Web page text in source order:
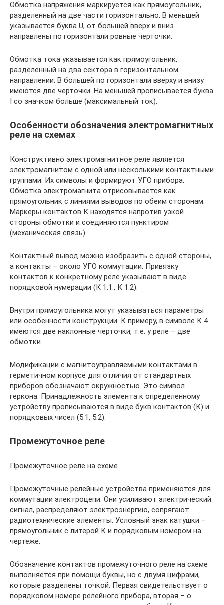
Обмотка напряжения маркируется как прямоугольник,
разделенный на две части горизонтально. В меньшей
указывается буква U, от большей вверх и вниз
направлены по горизонтали ровные черточки.
Обмотка тока указывается как прямоугольник,
разделенный на два сектора в горизонтальном
направлении. В большей по горизонтали вверху и внизу
имеются две черточки. На меньшей прописывается буква
I со значком больше (максимальный ток).
Особенности обозначения электромагнитных
реле на схемах
Конструктивно электромагнитное реле является
электромагнитом с одной или несколькими контактными
группами. Их символы и формируют УГО прибора.
Обмотка электромагнита отрисовывается как
прямоугольник с линиями выводов по обеим сторонам.
Маркеры контактов К находятся напротив узкой
стороны обмотки и соединяются пунктиром
(механическая связь).
Контактный вывод можно изобразить с одной стороны,
а контакты – около УГО коммутации. Привязку
контактов к конкретному реле указывают в виде
порядковой нумерации (К 1.1., К 1.2).
Внутри прямоугольника могут указываться параметры
или особенности конструкции. К примеру, в символе К 4
имеются две наклонные черточки, т.е. у реле – две
обмотки.
Модификации с магнитоуправляемыми контактами в
герметичном корпусе для отличия от стандартных
приборов обозначают окружностью. Это символ
геркона. Принадлежность элемента к определенному
устройству прописываются в виде букв контактов (К) и
порядковых чисел (5.1, 5.2).
Промежуточное реле
Промежуточное реле на схеме
Промежуточные релейные устройства применяются для
коммутации электроцепи. Они усиливают электрический
сигнал, распределяют электроэнергию, сопрягают
радиотехнические элементы. Условный знак катушки –
прямоугольник с литерой К и порядковым номером на
чертеже.
Обозначение контактов промежуточного реле на схеме
выполняется при помощи буквы, но с двумя цифрами,
которые разделены точкой. Первая свидетельствует о
порядковом номере релейного прибора, вторая – о